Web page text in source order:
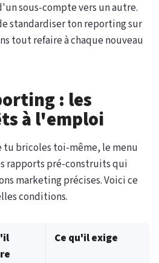
sous-compte vers un autre.
standardiser ton reporting sur
tout refaire à chaque nouveau
: les
à l'emploi
tu bricoles toi-même, le menu
rapports pré-construits qui
marketing précises. Voici ce
conditions.
Ce qu'il exige